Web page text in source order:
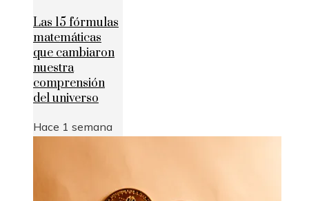
Las 15 fórmulas
matemáticas
que cambiaron
nuestra
comprensión
del universo
Hace 1 semana